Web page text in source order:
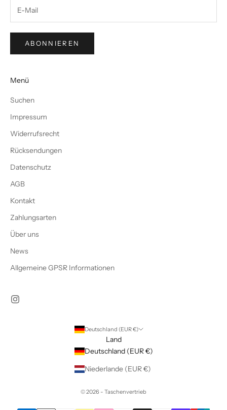
ABONNIEREN
Menü
Suchen
Impressum
Widerrufsrecht
Rücksendungen
Datenschutz
AGB
Kontakt
Zahlungsarten
Über uns
News
Allgemeine GPSR Informationen
Deutschland (EUR €)
Land
Deutschland (EUR €)
Niederlande (EUR €)
© 2026 - Taschenvertrieb